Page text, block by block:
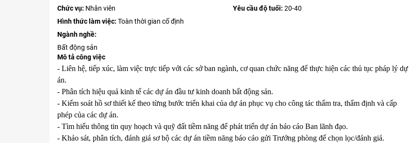
Chức vụ: Nhân viên
Hình thức làm việc: Toàn thời gian cố định
Yêu cầu độ tuổi: 20-40
Ngành nghề:
Bất động sản
Mô tả công việc
- Liên hệ, tiếp xúc, làm việc trực tiếp với các sở ban ngành, cơ quan chức năng để thực hiện các thủ tục pháp lý dự
án.
- Phân tích hiệu quả kinh tế các dự án đầu tư kinh doanh bất động sản.
- Kiểm soát hồ sơ thiết kế theo từng bước triển khai của dự án phục vụ cho công tác thẩm tra, thẩm định và cấp
phép của các dự án.
- Tìm hiểu thông tin quy hoạch và quỹ đất tiềm năng để phát triển dự án báo cáo Ban lãnh đạo.
- Khảo sát, phân tích, đánh giá sơ bộ các dự án tiềm năng báo cáo gửi Trưởng phòng để chọn lọc/đánh giá.